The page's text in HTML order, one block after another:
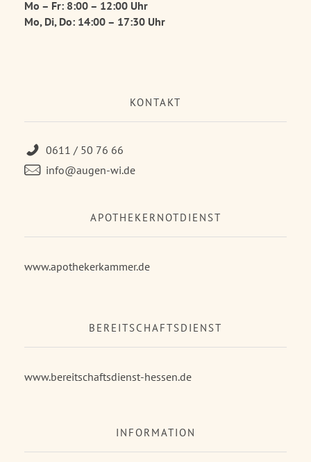
Mo – Fr: 8:00 – 12:00 Uhr
Mo, Di, Do: 14:00 – 17:30 Uhr
KONTAKT
0611 / 50 76 66
info@augen-wi.de
APOTHEKERNOTDIENST
www.apothekerkammer.de
BEREITSCHAFTSDIENST
www.bereitschaftsdienst-hessen.de
INFORMATION